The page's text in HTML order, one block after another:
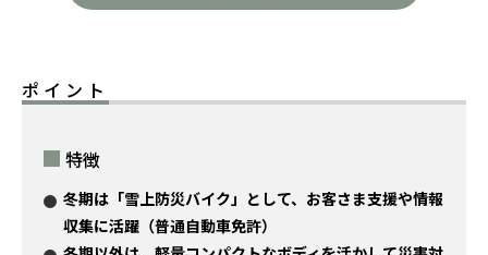
ポイント
特徴
冬期は「雪上防災バイク」として、お客さま支援や情報
収集に活躍（普通自動車免許）